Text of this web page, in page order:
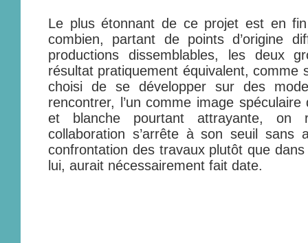
Le plus étonnant de ce projet est en
combien, partant de points d’origine
productions dissemblables, les deux
résultat pratiquement équivalent, comme
choisi de se développer sur des
rencontrer, l’un comme image spéculaire
et blanche pourtant attrayante, on
collaboration s’arrête à son seuil
confrontation des travaux plutôt que
lui, aurait nécessairement fait date.